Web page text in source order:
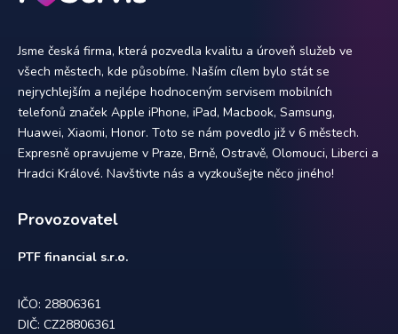
Jsme česká firma, která pozvedla kvalitu a úroveň služeb ve
všech městech, kde působíme. Naším cílem bylo stát se
nejrychlejším a nejlépe hodnoceným servisem mobilních
telefonů značek Apple iPhone, iPad, Macbook, Samsung,
Huawei, Xiaomi, Honor. Toto se nám povedlo již v 6 městech.
Expresně opravujeme v Praze, Brně, Ostravě, Olomouci, Liberci a
Hradci Králové. Navštivte nás a vyzkoušejte něco jiného!
Provozovatel
PTF financial s.r.o.
IČO: 28806361
DIČ: CZ28806361